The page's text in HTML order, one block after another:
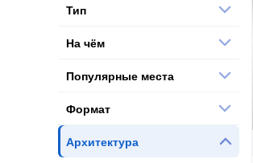
Тип
На чём
Популярные места
Формат
Архитектура